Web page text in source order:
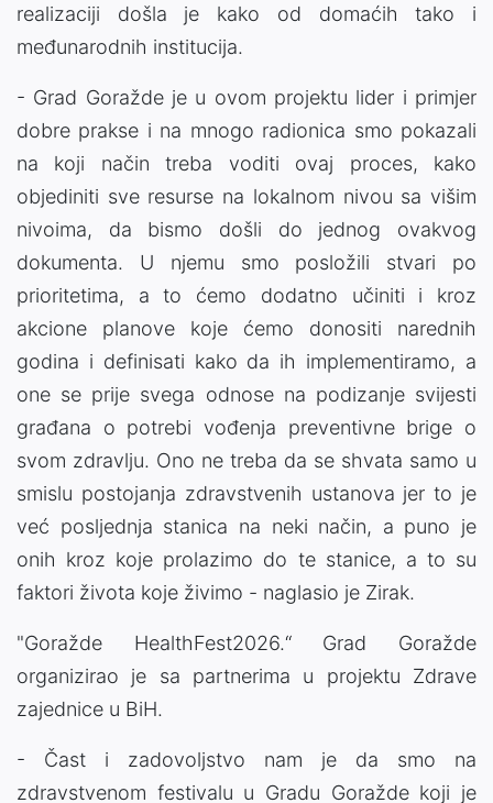
realizaciji došla je kako od domaćih tako i
međunarodnih institucija.
- Grad Goražde je u ovom projektu lider i primjer
dobre prakse i na mnogo radionica smo pokazali
na koji način treba voditi ovaj proces, kako
objediniti sve resurse na lokalnom nivou sa višim
nivoima, da bismo došli do jednog ovakvog
dokumenta. U njemu smo posložili stvari po
prioritetima, a to ćemo dodatno učiniti i kroz
akcione planove koje ćemo donositi narednih
godina i definisati kako da ih implementiramo, a
one se prije svega odnose na podizanje svijesti
građana o potrebi vođenja preventivne brige o
svom zdravlju. Ono ne treba da se shvata samo u
smislu postojanja zdravstvenih ustanova jer to je
već posljednja stanica na neki način, a puno je
onih kroz koje prolazimo do te stanice, a to su
faktori života koje živimo - naglasio je Zirak.
"Goražde HealthFest2026.“ Grad Goražde
organizirao je sa partnerima u projektu Zdrave
zajednice u BiH.
- Čast i zadovoljstvo nam je da smo na
zdravstvenom festivalu u Gradu Goražde koji je